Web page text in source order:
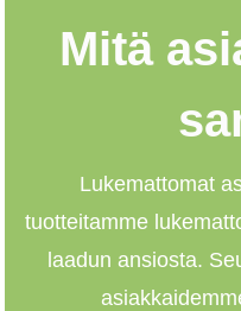
Mitä
Lukemattomat
tuotteitamme
laadun ansiosta.